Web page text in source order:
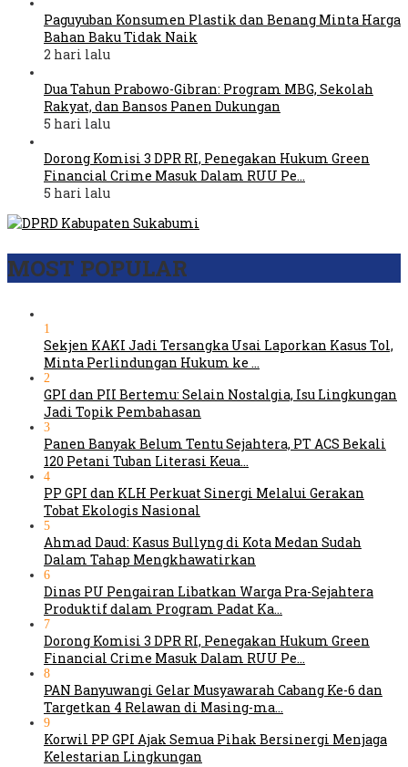
Paguyuban Konsumen Plastik dan Benang Minta Harga
Bahan Baku Tidak Naik
2 hari lalu
Dua Tahun Prabowo-Gibran: Program MBG, Sekolah
Rakyat, dan Bansos Panen Dukungan
5 hari lalu
Dorong Komisi 3 DPR RI, Penegakan Hukum Green
Financial Crime Masuk Dalam RUU Pe…
5 hari lalu
MOST POPULAR
1
Sekjen KAKI Jadi Tersangka Usai Laporkan Kasus Tol,
Minta Perlindungan Hukum ke …
2
GPI dan PII Bertemu: Selain Nostalgia, Isu Lingkungan
Jadi Topik Pembahasan
3
Panen Banyak Belum Tentu Sejahtera, PT ACS Bekali
120 Petani Tuban Literasi Keua…
4
PP GPI dan KLH Perkuat Sinergi Melalui Gerakan
Tobat Ekologis Nasional
5
Ahmad Daud: Kasus Bullyng di Kota Medan Sudah
Dalam Tahap Mengkhawatirkan
6
Dinas PU Pengairan Libatkan Warga Pra-Sejahtera
Produktif dalam Program Padat Ka…
7
Dorong Komisi 3 DPR RI, Penegakan Hukum Green
Financial Crime Masuk Dalam RUU Pe…
8
PAN Banyuwangi Gelar Musyawarah Cabang Ke-6 dan
Targetkan 4 Relawan di Masing-ma…
9
Korwil PP GPI Ajak Semua Pihak Bersinergi Menjaga
Kelestarian Lingkungan